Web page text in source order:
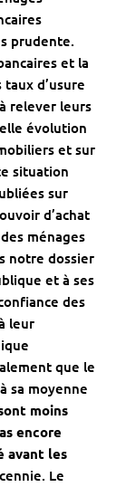
prudente.
et la
d’usure
relever leurs
évolution
et sur
situation
sur
d’achat
ménages
notre dossier
et à ses
des
leur
que le
sa moyenne
moins
encore
avant les
Le